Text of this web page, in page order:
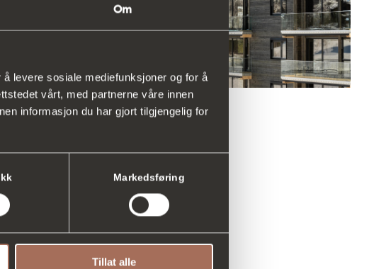
Om
levere sosiale mediefunksjoner og for å
vårt, med partnerne våre innen
informasjon du har gjort tilgjengelig for
Markedsføring
Tillat alle